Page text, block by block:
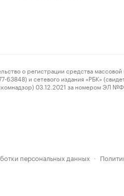
о регистрации средства
и сетевого издания «РБК»
03.12.2021 за номером ЭЛ
персональных данных ·